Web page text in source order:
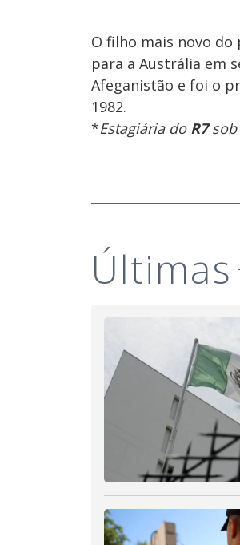
O filho mais novo do
para a Austrália em
Afeganistão e foi o
1982.
*Estagiária do R7sob
Últimas